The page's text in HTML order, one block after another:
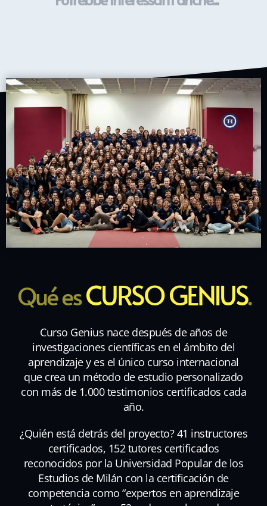
Qué esCURSO GENIUS.
Curso Genius nace después de años de
investigaciones científicas en el ámbito del
aprendizaje y es el único curso internacional
que crea un método de estudio personalizado
con más de 1.000 testimonios certificados cada
año.
¿Quién está detrás del proyecto? 41 instructores
certificados, 152 tutores certificados
reconocidos por la Universidad Popular de los
Estudios de Milán con la certificación de
competencia como “expertos en aprendizaje